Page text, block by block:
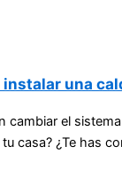
una
cambiar el
casa? ¿Te has